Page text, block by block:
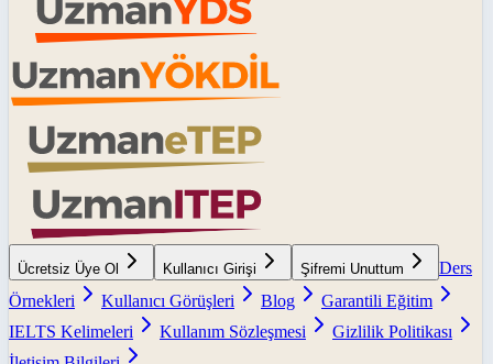
Ücretsiz Üye Ol Kullanıcı Girişi Şifremi Unuttum
Ders
Örnekleri
Kullanıcı Görüşleri Blog
Garantili Eğitim
IELTS Kelimeleri
Kullanım Sözleşmesi
Gizlilik Politikası